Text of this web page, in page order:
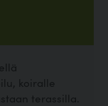
koiralle
terassilla.